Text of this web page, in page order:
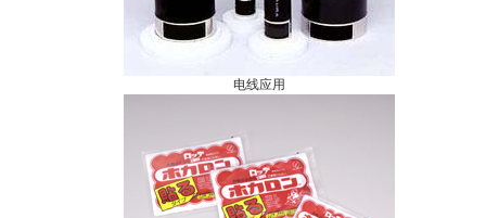
电线应用